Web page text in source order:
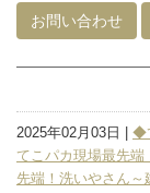
お問い合わせ
2025年02月03日 | ◆
てこパカ現場最先端
先端！洗いやさん～